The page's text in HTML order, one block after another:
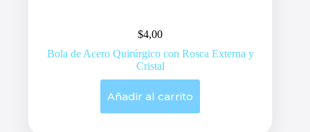
$4,00
Bola de Acero Quirúrgico con Rosca Externa y
Cristal
Añadir al carrito